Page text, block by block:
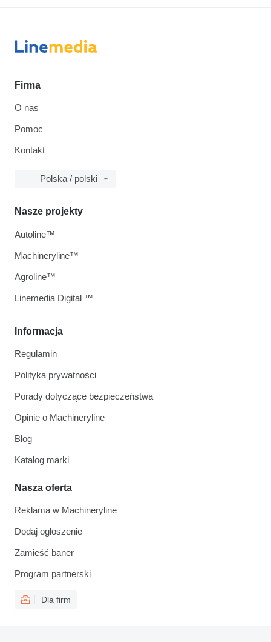
Firma
O nas
Pomoc
Kontakt
Polska / polski
Informacja
Regulamin
Polityka prywatności
Porady dotyczące bezpieczeństwa
Opinie o Machineryline
Blog
Katalog marki
Nasza oferta
Reklama w Machineryline
Dodaj ogłoszenie
Zamieść baner
Program partnerski
Dla firm
Nasze projekty
Autoline™
Machineryline™
Agroline™
Linemedia Digital ™